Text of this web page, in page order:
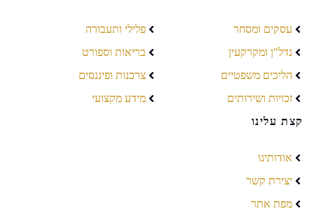
עסקים ומסחר
נדל"ן ומקרקעין
הליכים משפטיים
זכויות ושירותים
פלילי ותעבורה
בריאות וספורט
צרכנות ופיננסים
מידע מקצועי
קצת עלינו
אודותינו
יצירת קשר
מפת אתר